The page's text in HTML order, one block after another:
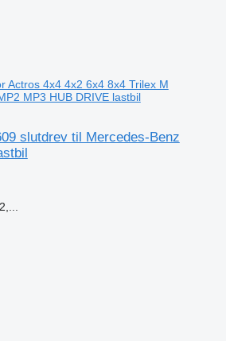
Actros 4x4 4x2 6x4 8x4 Trilex M
MP3 HUB DRIVE lastbil
slutdrev til Mercedes-Benz